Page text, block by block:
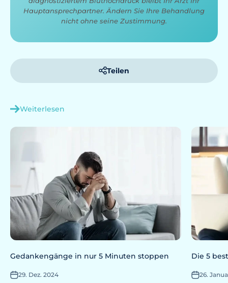
Hauptansprechpartner. Ändern Sie Ihre Behandlung
nicht ohne seine Zustimmung.
Teilen
Weiterlesen
Gedankengänge in nur 5 Minuten stoppen
29. Dez. 2024
Die 5
26.